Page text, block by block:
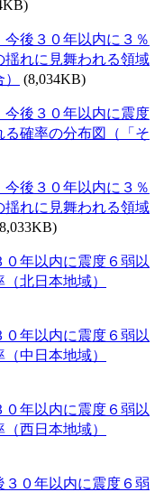
後３０年以内に３％
れに見舞われる領域
(8,034KB)
後３０年以内に震度
る確率の分布図（「そ
後３０年以内に３％
れに見舞われる領域
年以内に震度６弱以
北日本地域）
年以内に震度６弱以
中日本地域）
年以内に震度６弱以
西日本地域）
０年以内に震度６弱